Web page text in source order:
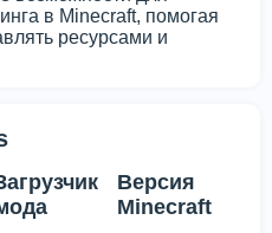
в Minecraft, помогая
ресурсами и
Версия
Minecraft